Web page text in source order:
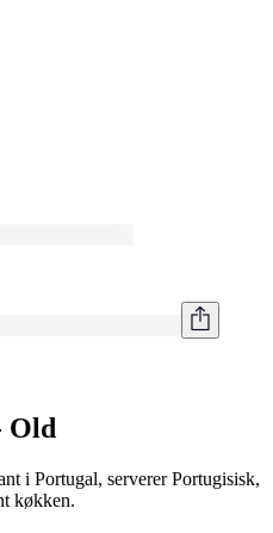
Old
i Portugal, serverer Portugisisk,
køkken.